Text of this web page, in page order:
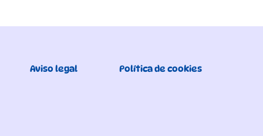
Aviso legal Política de cookies